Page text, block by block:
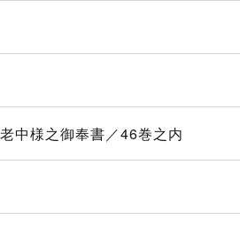
中様之御奉書／46巻之内